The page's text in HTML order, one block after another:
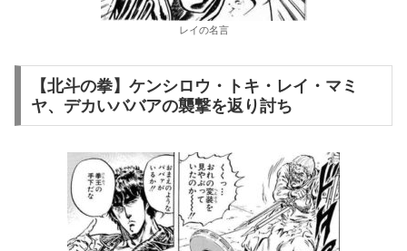
レイの名言
【北斗の拳】ケンシロウ・トキ・レイ・マミ
ヤ、デカいババアの襲撃を返り討ち